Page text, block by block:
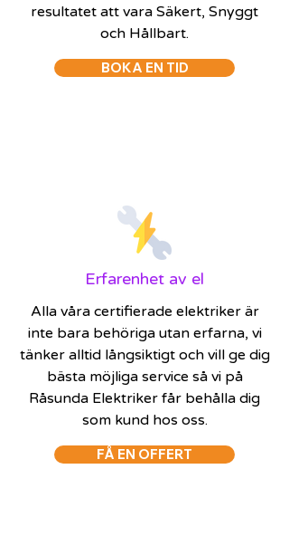
resultatet att vara Säkert, Snyggt
och Hållbart.
BOKA EN TID
Erfarenhet av el
Alla våra certifierade elektriker är
inte bara behöriga utan erfarna, vi
tänker alltid långsiktigt och vill ge dig
bästa möjliga service så vi på
Råsunda Elektriker får behålla dig
som kund hos oss.
FÅ EN OFFERT